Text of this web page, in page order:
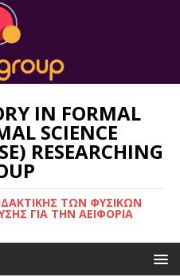
IN FORMAL
SCIENCE
RESEARCHING
ΤΩΝ ΦΥΣΙΚΏΝ
ΓΙΑ ΤΗΝ ΑΕΙΦΟΡΊΑ